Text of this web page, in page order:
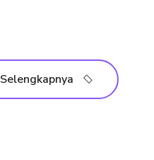
Selengkapnya